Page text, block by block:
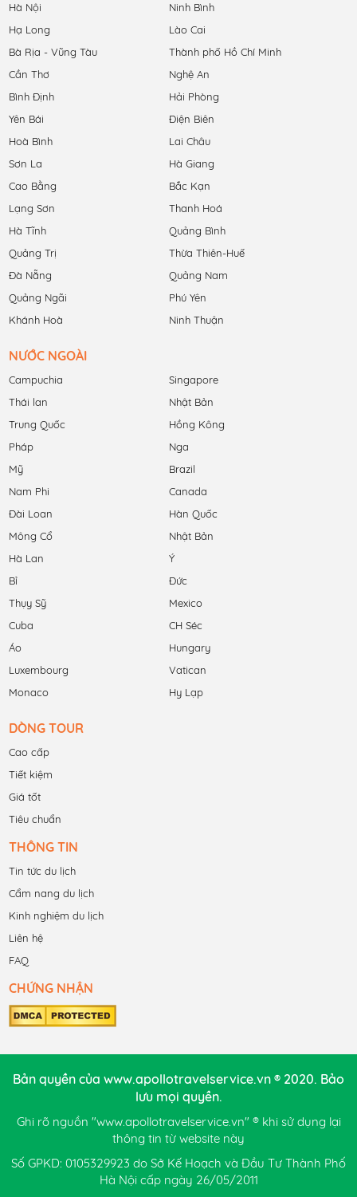
Hà Nội
Ninh Bình
Hạ Long
Lào Cai
Bà Rịa - Vũng Tàu
Thành phố Hồ Chí Minh
Cần Thơ
Nghệ An
Bình Định
Hải Phòng
Yên Bái
Điện Biên
Hoà Bình
Lai Châu
Sơn La
Hà Giang
Cao Bằng
Bắc Kạn
Lạng Sơn
Thanh Hoá
Hà Tĩnh
Quảng Bình
Quảng Trị
Thừa Thiên-Huế
Đà Nẵng
Quảng Nam
Quảng Ngãi
Phú Yên
Khánh Hoà
Ninh Thuận
NƯỚC NGOÀI
Campuchia
Singapore
Thái lan
Nhật Bản
Trung Quốc
Hồng Kông
Pháp
Nga
Mỹ
Brazil
Nam Phi
Canada
Đài Loan
Hàn Quốc
Mông Cổ
Nhật Bản
Hà Lan
Ý
Bỉ
Đức
Thụy Sỹ
Mexico
Cuba
CH Séc
Áo
Hungary
Luxembourg
Vatican
Monaco
Hy Lạp
DÒNG TOUR
Cao cấp
Tiết kiệm
Giá tốt
Tiêu chuẩn
THÔNG TIN
Tin tức du lịch
Cẩm nang du lịch
Kinh nghiệm du lịch
Liên hệ
FAQ
CHỨNG NHẬN
Bản quyền của www.apollotravelservice.vn ® 2020. Bảo
lưu mọi quyền.
Ghi rõ nguồn "www.apollotravelservice.vn" ® khi sử dụng lại
thông tin từ website này
Số GPKD: 0105329923 do Sở Kế Hoạch và Đầu Tư Thành Phố
Hà Nội cấp ngày 26/05/2011